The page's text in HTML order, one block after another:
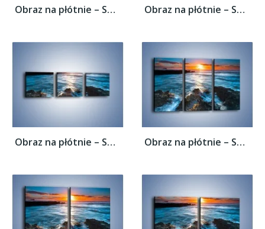
Obraz na płótnie – Spieniony kamienny... Obraz na płótnie – Spieniony kamienny...
Obraz na płótnie – Spieniony kamienny... Obraz na płótnie – Spieniony kamienny...